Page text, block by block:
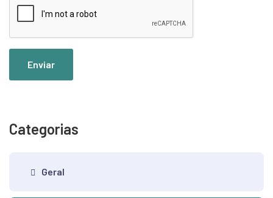
Enviar
Categorias
Geral